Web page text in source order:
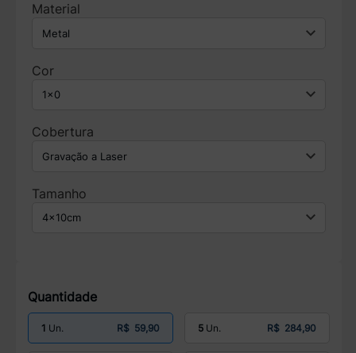
Material
Cor
Cobertura
Tamanho
Quantidade
1 R$ 59,90 5 R$ 284,90